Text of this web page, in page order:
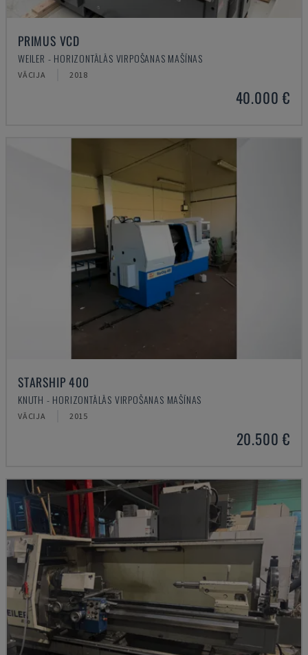
PRIMUS VCD
WEILER - HORIZONTĀLĀS VIRPOŠANAS MAŠĪNAS
VĀCIJA 2018
40.000 €
STARSHIP 400
KNUTH - HORIZONTĀLĀS VIRPOŠANAS MAŠĪNAS
VĀCIJA 2015
20.500 €